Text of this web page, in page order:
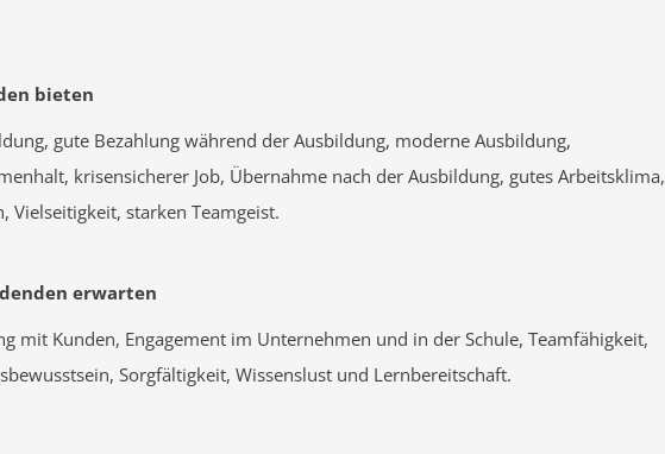
bieten
gute Bezahlung während der Ausbildung, moderne Ausbildung,
krisensicherer Job, Übernahme nach der Ausbildung, gutes Arbeitsklima,
Vielseitigkeit, starken Teamgeist.
erwarten
mit Kunden, Engagement im Unternehmen und in der Schule, Teamfähigkeit,
Sorgfältigkeit, Wissenslust und Lernbereitschaft.